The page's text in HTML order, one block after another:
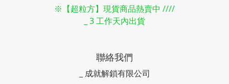
※【超粒方】現貨商品熱賣中 ////
_ 3 工作天內出貨
聯絡我們
_ 成就解鎖有限公司